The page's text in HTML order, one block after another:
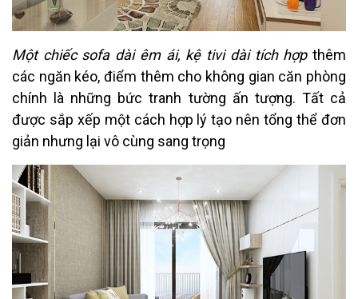
Một chiếc sofa dài êm ái, kệ tivi dài tích hợpthêm
các ngăn kéo, điểm thêm cho không gian căn phòng
chính là những bức tranh tường ấn tượng. Tất cả
được sắp xếp một cách hợp lý tạo nên tổng thể đơn
giản nhưng lại vô cùng sang trọng